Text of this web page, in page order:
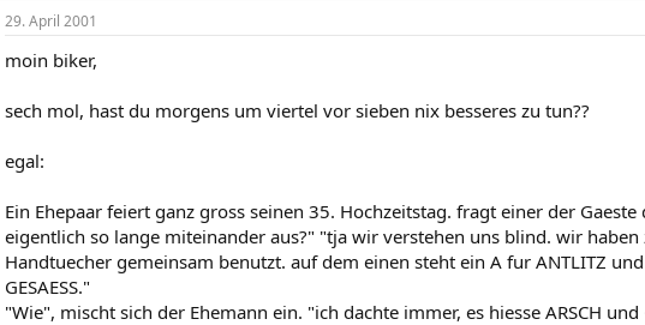
29. April 2001
moin biker,
sech mol, hast du morgens um viertel vor sieben nix besseres zu tun??
egal:
Ein Ehepaar feiert ganz gross seinen 35. Hochzeitstag. fragt einer der
eigentlich so lange miteinander aus?" "tja wir verstehen uns blind. wir
Handtuecher gemeinsam benutzt. auf dem einen steht ein A fur ANTLITZ
GESAESS."
"Wie", mischt sich der Ehemann ein. "ich dachte immer, es hiesse ARSCH und